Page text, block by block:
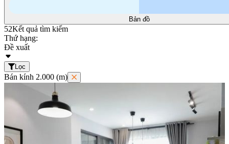
Bản đồ
52Kết quả tìm kiếm
Thứ hạng:
Đề xuất
Lọc
Bán kính 2.000 (m)